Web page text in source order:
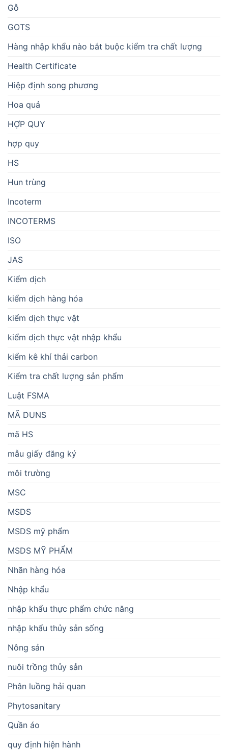
Gỗ
GOTS
Hàng nhập khẩu nào bắt buộc kiểm tra chất lượng
Health Certificate
Hiệp định song phương
Hoa quả
HỢP QUY
hợp quy
HS
Hun trùng
Incoterm
INCOTERMS
ISO
JAS
Kiểm dịch
kiểm dịch hàng hóa
kiểm dịch thực vật
kiểm dịch thực vật nhập khẩu
kiểm kê khí thải carbon
Kiểm tra chất lượng sản phẩm
Luật FSMA
MÃ DUNS
mã HS
mẫu giấy đăng ký
môi trường
MSC
MSDS
MSDS mỹ phẩm
MSDS MỸ PHẨM
Nhãn hàng hóa
Nhập khẩu
nhập khẩu thực phẩm chức năng
nhập khẩu thủy sản sống
Nông sản
nuôi trồng thủy sản
Phân luồng hải quan
Phytosanitary
Quần áo
quy định hiện hành